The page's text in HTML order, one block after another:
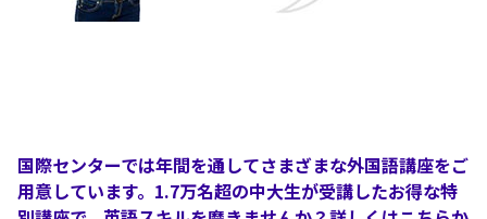
国際センターでは年間を通してさまざまな外国語講座をご
用意しています。1.7万名超の中大生が受講したお得な特